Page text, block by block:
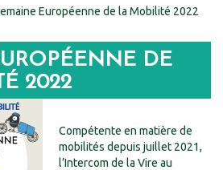
Européenne de la Mobilité 2022
DE
2022
Compétente en matière de
mobilités depuis juillet 2021,
l’Intercom de la Vire au